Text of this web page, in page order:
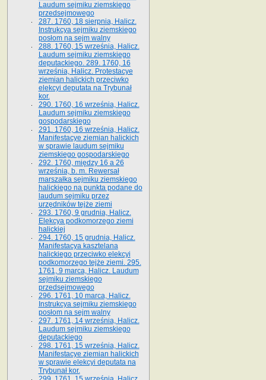
Laudum sejmiku ziemskiego
przedsejmowego
287. 1760, 18 sierpnia, Halicz.
Instrukcya sejmiku ziemskiego
posłom na sejm walny
288. 1760, 15 września, Halicz.
Laudum sejmiku ziemskiego
deputackiego. 289. 1760, 16
września, Halicz. Protestacye
ziemian halickich przeciwko
elekcyi deputata na Trybunał
kor.
290. 1760, 16 września, Halicz.
Laudum sejmiku ziemskiego
gospodarskiego
291. 1760, 16 września, Halicz.
Manifestacye ziemian halickich
w sprawie laudum sejmiku
ziemskiego gospodarskiego
292. 1760, między 16 a 26
września, b. m. Rewersał
marszałka sejmiku ziemskiego
halickiego na punkta podane do
laudum sejmiku przez
urzędników tejże ziemi
293. 1760, 9 grudnia, Halicz.
Elekcya podkomorzego ziemi
halickiej
294. 1760, 15 grudnia, Halicz.
Manifestacya kasztelana
halickiego przeciwko elekcyi
podkomorzego tejże ziemi. 295.
1761, 9 marca, Halicz. Laudum
sejmiku ziemskiego
przedsejmowego
296. 1761, 10 marca, Halicz.
Instrukcya sejmiku ziemskiego
posłom na sejm walny
297. 1761, 14 września, Halicz.
Laudum sejmiku ziemskiego
deputackiego
298. 1761, 15 września, Halicz.
Manifestacye ziemian halickich
w sprawie elekcyi deputata na
Trybunał kor.